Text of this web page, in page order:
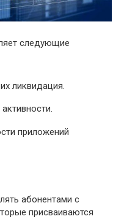
следующие
ликвидация.
приложений
абонентами с
присваиваются